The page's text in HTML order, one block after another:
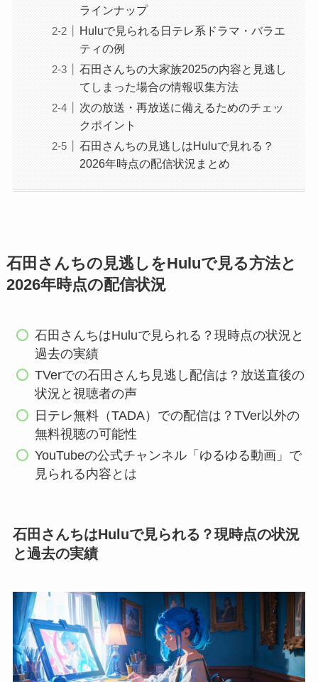
ラインナップ
Huluで見られる日テレ系ドラマ・バラエ
ティの例
石田さんちの大家族2025の内容と見逃し
てしまった場合の情報収集方法
次の放送・再放送に備えるためのチェッ
クポイント
石田さんちの見逃しはHuluで見れる？
2026年時点の配信状況まとめ
石田さんちの見逃しをHuluで見る方法と
2026年時点の配信状況
石田さんちはHuluで見られる？現時点の状況と
過去の実績
TVerでの石田さんち見逃し配信は？放送直後の
状況と視聴者の声
日テレ無料（TADA）での配信は？TVer以外の
無料視聴の可能性
YouTubeの公式チャンネル「ゆるゆる動画」で
見られる内容とは
石田さんちはHuluで見られる？現時点の状況
と過去の実績